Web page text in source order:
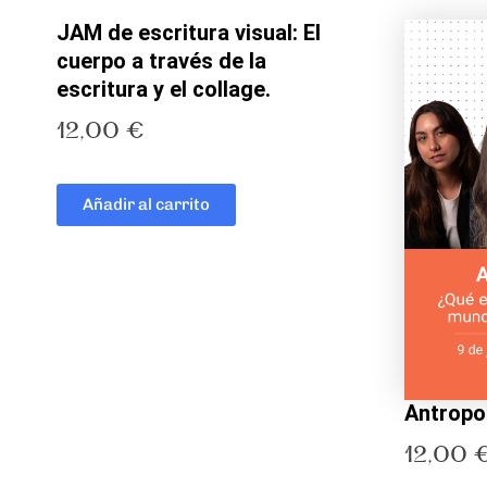
JAM de escritura visual: El
cuerpo a través de la
escritura y el collage.
12,00 €
Añadir al carrito
12,00